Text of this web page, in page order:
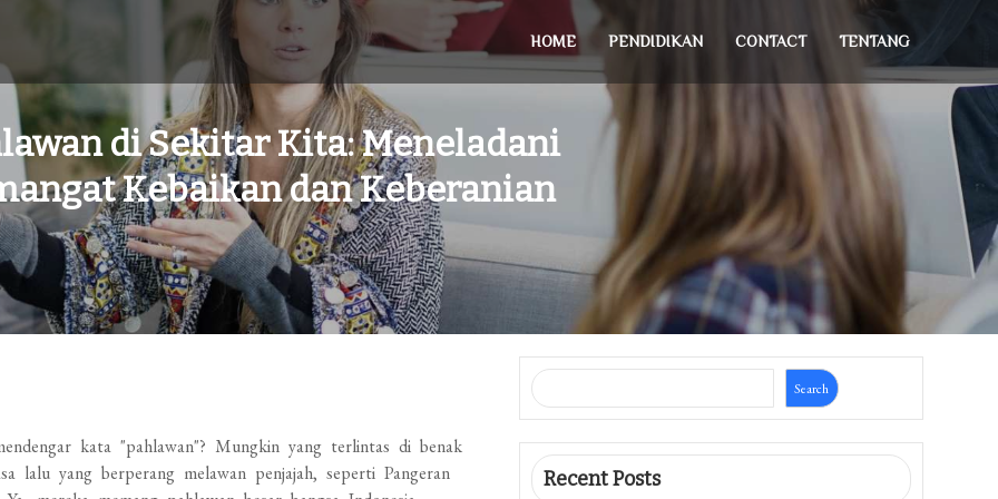
HOME PENDIDIKAN CONTACT TENTANG
di Sekitar Kita: Meneladani
Kebaikan dan Keberanian
kata "pahlawan"? Mungkin yang terlintas di benak
lalu yang berperang melawan penjajah, seperti Pangeran
Search
Recent Posts